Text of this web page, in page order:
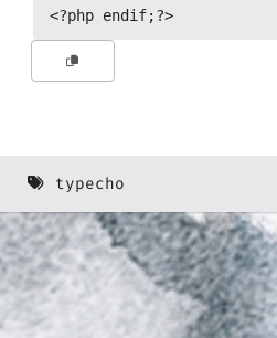
<?php endif;?>
typecho